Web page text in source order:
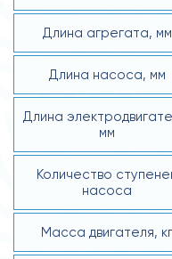
Длина агрегата, мм
Длина насоса, мм
Длина
мм
Количество
насоса
Масса двигателя, кг